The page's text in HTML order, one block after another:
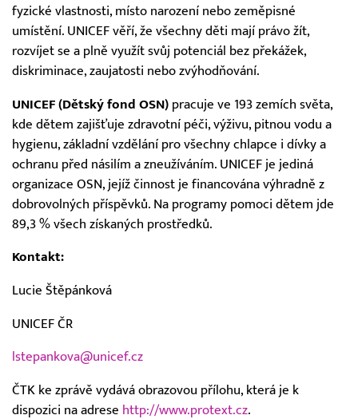
fyzické vlastnosti, místo narození nebo zeměpisné
umístění. UNICEF věří, že všechny děti mají právo žít,
rozvíjet se a plně využít svůj potenciál bez překážek,
diskriminace, zaujatosti nebo zvýhodňování.
UNICEF (Dětský fond OSN) pracuje ve 193 zemích světa,
kde dětem zajišťuje zdravotní péči, výživu, pitnou vodu a
hygienu, základní vzdělání pro všechny chlapce i dívky a
ochranu před násilím a zneužíváním. UNICEF je jediná
organizace OSN, jejíž činnost je financována výhradně z
dobrovolných příspěvků. Na programy pomoci dětem jde
89,3 % všech získaných prostředků.
Kontakt:
Lucie Štěpánková
UNICEF ČR
lstepankova@unicef.cz
ČTK ke zprávě vydává obrazovou přílohu, která je k
dispozici na adrese http://www.protext.cz.